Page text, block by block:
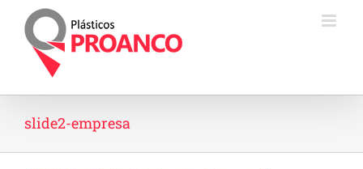
Saltar
contenido
slide2-empresa